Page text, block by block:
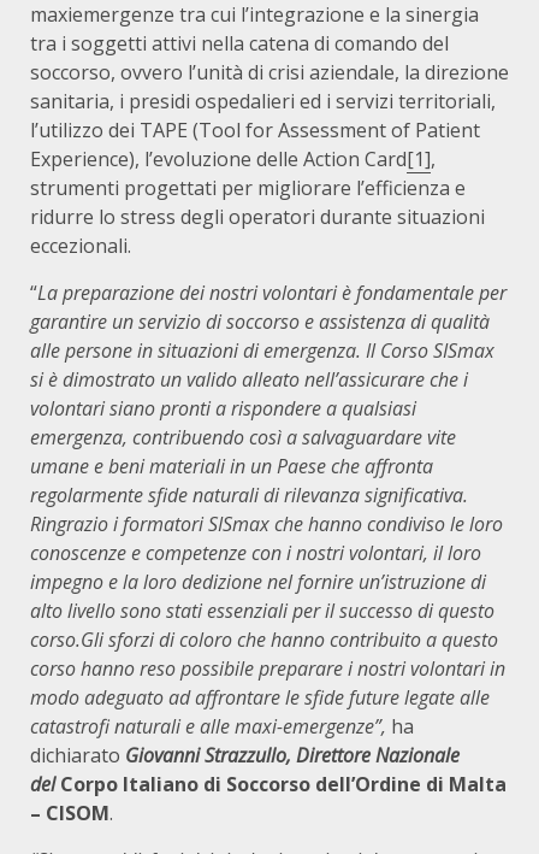
maxiemergenze tra cui l’integrazione e la sinergia
tra i soggetti attivi nella catena di comando del
soccorso, ovvero l’unità di crisi aziendale, la direzione
sanitaria, i presidi ospedalieri ed i servizi territoriali,
l’utilizzo dei TAPE (Tool for Assessment of Patient
Experience), l’evoluzione delle Action Card[1],
strumenti progettati per migliorare l’efficienza e
ridurre lo stress degli operatori durante situazioni
eccezionali.
“La preparazione dei nostri volontari è fondamentale per
garantire un servizio di soccorso e assistenza di qualità
alle persone in situazioni di emergenza. Il Corso SISmax
si è dimostrato un valido alleato nell’assicurare che i
volontari siano pronti a rispondere a qualsiasi
emergenza, contribuendo così a salvaguardare vite
umane e beni materiali in un Paese che affronta
regolarmente sfide naturali di rilevanza significativa.
Ringrazio i formatori SISmax che hanno condiviso le loro
conoscenze e competenze con i nostri volontari, il loro
impegno e la loro dedizione nel fornire un’istruzione di
alto livello sono stati essenziali per il successo di questo
corso.Gli sforzi di coloro che hanno contribuito a questo
corso hanno reso possibile preparare i nostri volontari in
modo adeguato ad affrontare le sfide future legate alle
catastrofi naturali e alle maxi-emergenze”, ha
dichiarato Giovanni Strazzullo, Direttore Nazionale
delCorpo Italiano di Soccorso dell’Ordine di Malta
– CISOM.